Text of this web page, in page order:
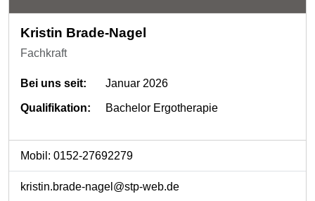
Kristin Brade-Nagel
Fachkraft
Bei uns seit: Januar 2026
Qualifikation: Bachelor Ergotherapie
Mobil: 0152-27692279
kristin.brade-nagel@stp-web.de